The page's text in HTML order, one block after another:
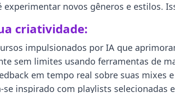
experimentar novos gêneros e estilos.
criatividade:
impulsionados por IA que
sem limites usando ferramentas de
em tempo real sobre suas mixes
se inspirado com playlists selecionadas